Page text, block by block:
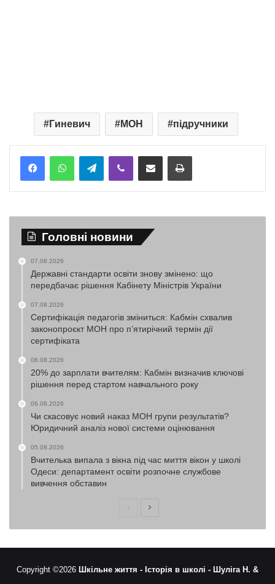
Гиневич МОН підручники
TelegramViber Надіслати електронною поштоюНадрукувати
Головні новини
07.08.2026
Державні стандарти освіти знову змінено: що
передбачає рішення Кабінету Міністрів України
07.08.2026
Сертифікація педагогів зміниться: Кабмін схвалив
законопроєкт МОН про п’ятирічний термін дії
сертифіката
06.08.2026
20% до зарплати вчителям: Кабмін визначив ключові
рішення перед стартом навчального року
06.08.2026
Чи скасовує новий наказ МОН групи результатів?
Юридичний аналіз нової системи оцінювання
05.08.2026
Вчителька випала з вікна під час миття вікон у школі
Одеси: департамент освіти розпочне службове
вивчення обставин
ПопередняНаступна
Copyright ©2026 Шкільне життя - Історія в школі - Шуліга Н. &